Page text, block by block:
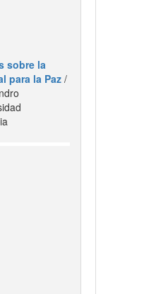
sobre la
para la Paz /